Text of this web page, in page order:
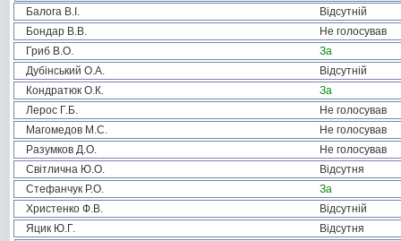
Балога В.І.
Відсутній
Бондар В.В.
Не голосував
Гриб В.О.
За
Дубінський О.А.
Відсутній
Кондратюк О.К.
За
Лерос Г.Б.
Не голосував
Магомедов М.С.
Не голосував
Разумков Д.О.
Не голосував
Світлична Ю.О.
Відсутня
Стефанчук Р.О.
За
Христенко Ф.В.
Відсутній
Яцик Ю.Г.
Відсутня